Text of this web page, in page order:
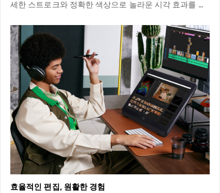
세한 스트로크와 정확한 색상으로 놀라운 시각 효과를 만
며, 편집의 새로운 시대가 열립니다.
효율적인 편집, 원활한 경험